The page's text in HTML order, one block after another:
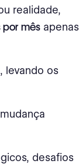
realidade,
por mês apenas
levando os
desafios